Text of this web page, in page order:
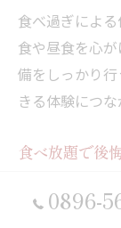
食べ過ぎによ
食や昼食を心
備をしっかり
きる体験につな
食べ放題で後
焼肉食べ放題
します。まず
0896-